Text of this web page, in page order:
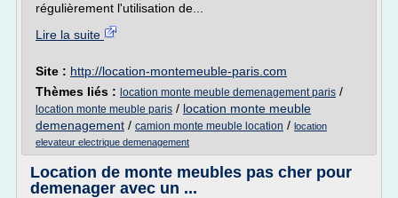
régulièrement l'utilisation de...
Lire la suite
Site : http://location-montemeuble-paris.com
Thèmes liés : location monte meuble demenagement paris /
location monte meuble paris / location monte meuble
demenagement / camion monte meuble location / location
elevateur electrique demenagement
Location de monte meubles pas cher pour
demenager avec un ...